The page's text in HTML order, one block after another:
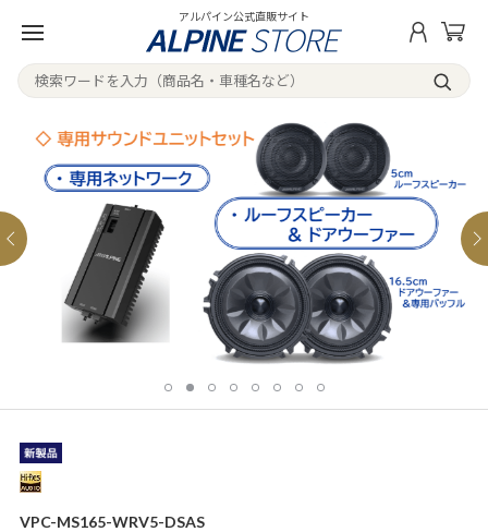
アルパイン公式直販サイト
VPC-MS165-WRV5-DSAS